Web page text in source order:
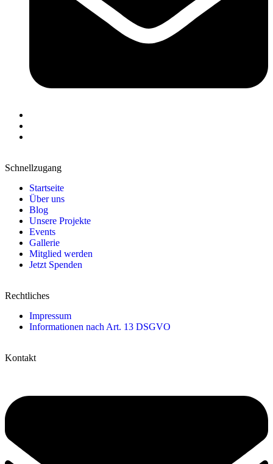
Schnellzugang
Startseite
Über uns
Blog
Unsere Projekte
Events
Gallerie
Mitglied werden
Jetzt Spenden
Rechtliches
Impressum
Informationen nach Art. 13 DSGVO
Kontakt